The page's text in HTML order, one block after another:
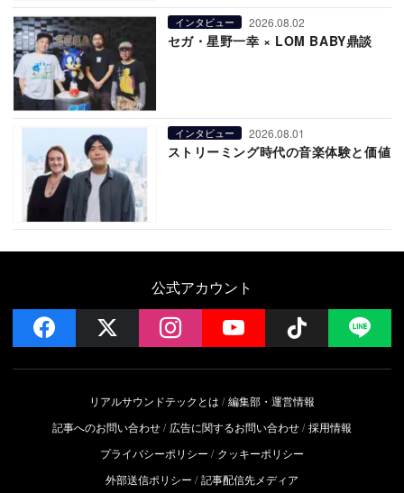
インタビュー 2026.08.02
セガ・星野一幸 × LOM BABY鼎談
インタビュー 2026.08.01
ストリーミング時代の音楽体験と価値
公式アカウント
facebook instagramYouTube Follow
リアルサウンドテックとは
編集部・運営情報
記事へのお問い合わせ
広告に関するお問い合わせ 採用情報
プライバシーポリシー
クッキーポリシー
外部送信ポリシー
記事配信先メディア